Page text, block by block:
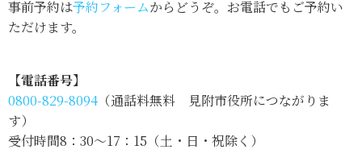
事前予約は予約フォームからどうぞ。お電話でもご予約い
ただけます。
【電話番号】
0800-829-8094 （通話料無料 見附市役所につながりま
す）
受付時間8：30～17：15（土・日・祝除く）